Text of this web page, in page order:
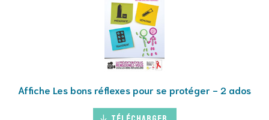
Affiche Les bons réflexes pour se protéger - 2 ados